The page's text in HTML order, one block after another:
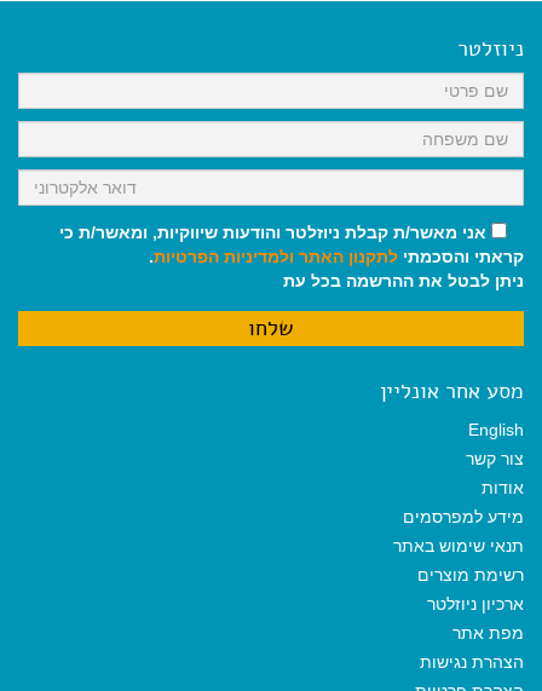
k
p
m
ניוזלטר
אני מאשר/ת קבלת ניוזלטר והודעות שיווקיות, ומאשר/ת כי
קראתי והסכמתי לתקנון האתר ולמדיניות הפרטיות.
ניתן לבטל את ההרשמה בכל עת
מסע אחר אונליין
English
צור קשר
אודות
מידע למפרסמים
תנאי שימוש באתר
רשימת מוצרים
ארכיון ניוזלטר
מפת אתר
הצהרת נגישות